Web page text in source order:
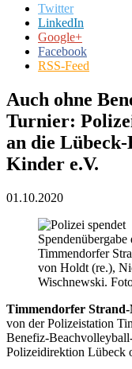
Twitter
LinkedIn
Google+
Facebook
RSS-Feed
Auch ohne
Turnier:
an die
Kinder e.V.
01.10.2020
Timmendorfer
von Holdt (re.),
Wischnewski.
Timmendorfer
von der Polizeistation
Benefiz-
Polizeidirektion Lübeck